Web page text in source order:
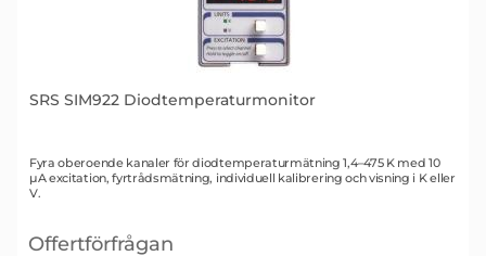
SRS SIM922 Diodtemperaturmonitor
Art. nr 1338
Fyra oberoende kanaler för diodtemperaturmätning 1,4–475 K med 10
µA excitation, fyrtrådsmätning, individuell kalibrering och visning i K eller
V.
Offertförfrågan